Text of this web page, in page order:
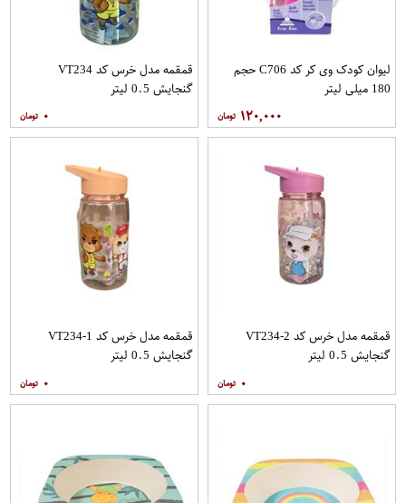
لیوان کودک وی کر کد C706 حجم
180 میلی لیتر
۱۲۰,۰۰۰
قمقمه مدل خرس کد VT234
گنجایش 0.5 لیتر
۰
قمقمه مدل خرس کد VT234-2
گنجایش 0.5 لیتر
۰
قمقمه مدل خرس کد VT234-1
گنجایش 0.5 لیتر
۰